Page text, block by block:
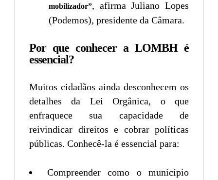
mobilizador”, afirma Juliano Lopes
(Podemos), presidente da Câmara.
Por que conhecer a LOMBH é
essencial?
Muitos cidadãos ainda desconhecem os
detalhes da Lei Orgânica, o que
enfraquece sua capacidade de
reivindicar direitos e cobrar políticas
públicas. Conhecê-la é essencial para:
Compreender como o município